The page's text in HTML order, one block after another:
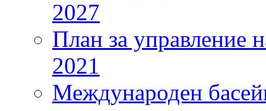
2027
План за управление
2021
Международен